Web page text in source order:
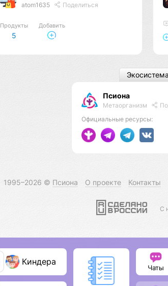
atom1635 Поделиться
Продукты
5
Добавить
Псиона
Метаорганизм
Официальные ресурсы:
Экосистема
1995–2026 © Псиона О проекте Контакты
С
Киндера
Чаты